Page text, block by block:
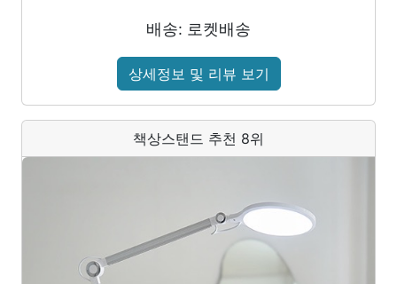
배송: 로켓배송
상세정보 및 리뷰 보기
책상스탠드 추천 8위